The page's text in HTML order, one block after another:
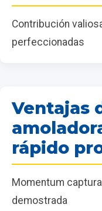
Contribución
perfeccionadas
Ventajas
rápido
Momentum
demostrada